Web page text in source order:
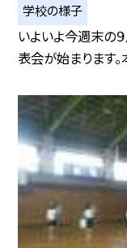
学校の様子
いよいよ今週末の９
表会が始まります